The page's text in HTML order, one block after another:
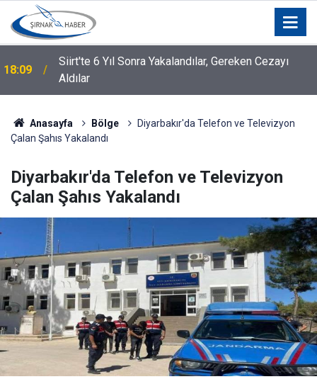
18:09
Siirt'te 6 Yıl Sonra Yakalandılar, Gereken Cezayı
Aldılar
Anasayfa Bölge
Diyarbakır'da Telefon ve Televizyon
Çalan Şahıs Yakalandı
Diyarbakır'da Telefon ve Televizyon
Çalan Şahıs Yakalandı